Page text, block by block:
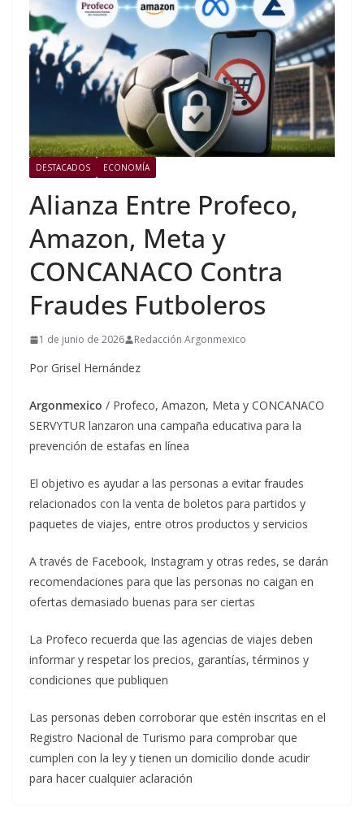
DESTACADOS ECONOMÍA
Alianza Entre Profeco,
Amazon, Meta y
CONCANACO Contra
Fraudes Futboleros
1 de junio de 2026 Redacción Argonmexico
Por Grisel Hernández
Argonmexico / Profeco, Amazon, Meta y CONCANACO
SERVYTUR lanzaron una campaña educativa para la
prevención de estafas en línea
El objetivo es ayudar a las personas a evitar fraudes
relacionados con la venta de boletos para partidos y
paquetes de viajes, entre otros productos y servicios
A través de Facebook, Instagram y otras redes, se darán
recomendaciones para que las personas no caigan en
ofertas demasiado buenas para ser ciertas
La Profeco recuerda que las agencias de viajes deben
informar y respetar los precios, garantías, términos y
condiciones que publiquen
Las personas deben corroborar que estén inscritas en el
Registro Nacional de Turismo para comprobar que
cumplen con la ley y tienen un domicilio donde acudir
para hacer cualquier aclaración